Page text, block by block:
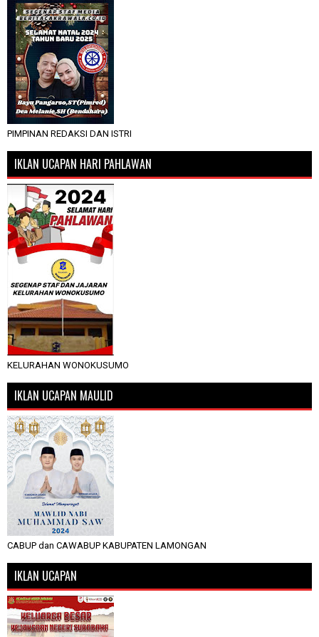
PIMPINAN REDAKSI DAN ISTRI
IKLAN UCAPAN HARI PAHLAWAN
KELURAHAN WONOKUSUMO
IKLAN UCAPAN MAULID
CABUP dan CAWABUP KABUPATEN LAMONGAN
IKLAN UCAPAN